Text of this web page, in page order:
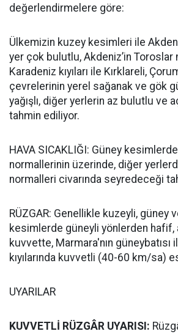
değerlendirmelere göre:
Ülkemizin kuzey kesimleri ile
yer çok bulutlu, Akdeniz’in Toroslar
Karadeniz kıyıları ile Kırklareli,
çevrelerinin yerel sağanak ve gök
yağışlı, diğer yerlerin az bulutlu ve
tahmin ediliyor.
HAVA SICAKLIĞI: Güney
normallerinin üzerinde, diğer
normalleri civarında seyredeceği
RÜZGAR: Genellikle kuzeyli, güney
kesimlerde güneyli yönlerden hafif,
kuvvette, Marmara'nın güneybatısı
kıyılarında kuvvetli (40-60 km/sa)
UYARILAR
KUVVETLİ RÜZGÂR UYARISI: